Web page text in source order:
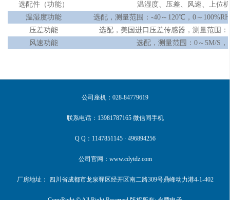
选配件（功能）
温湿度、压差、风速、上位
温湿度功能
选配，测量范围： -40～120℃，0～
压差功能
选配，美国进口压差传感器，测量范围：
风速功能
选配，测量范围： 0～5M/S，
公司座机：028-84779619
联系电话：13981787165 微信同手机
Q Q：1147851145 · 496894256
公司官网：www.cdytdz.com
厂房地址： 四川省成都市龙泉驿区经开区南二路309号鼎峰动力港4-1-402